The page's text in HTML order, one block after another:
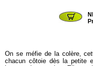
On se méfie de la colère,
chacun côtoie dès la petite